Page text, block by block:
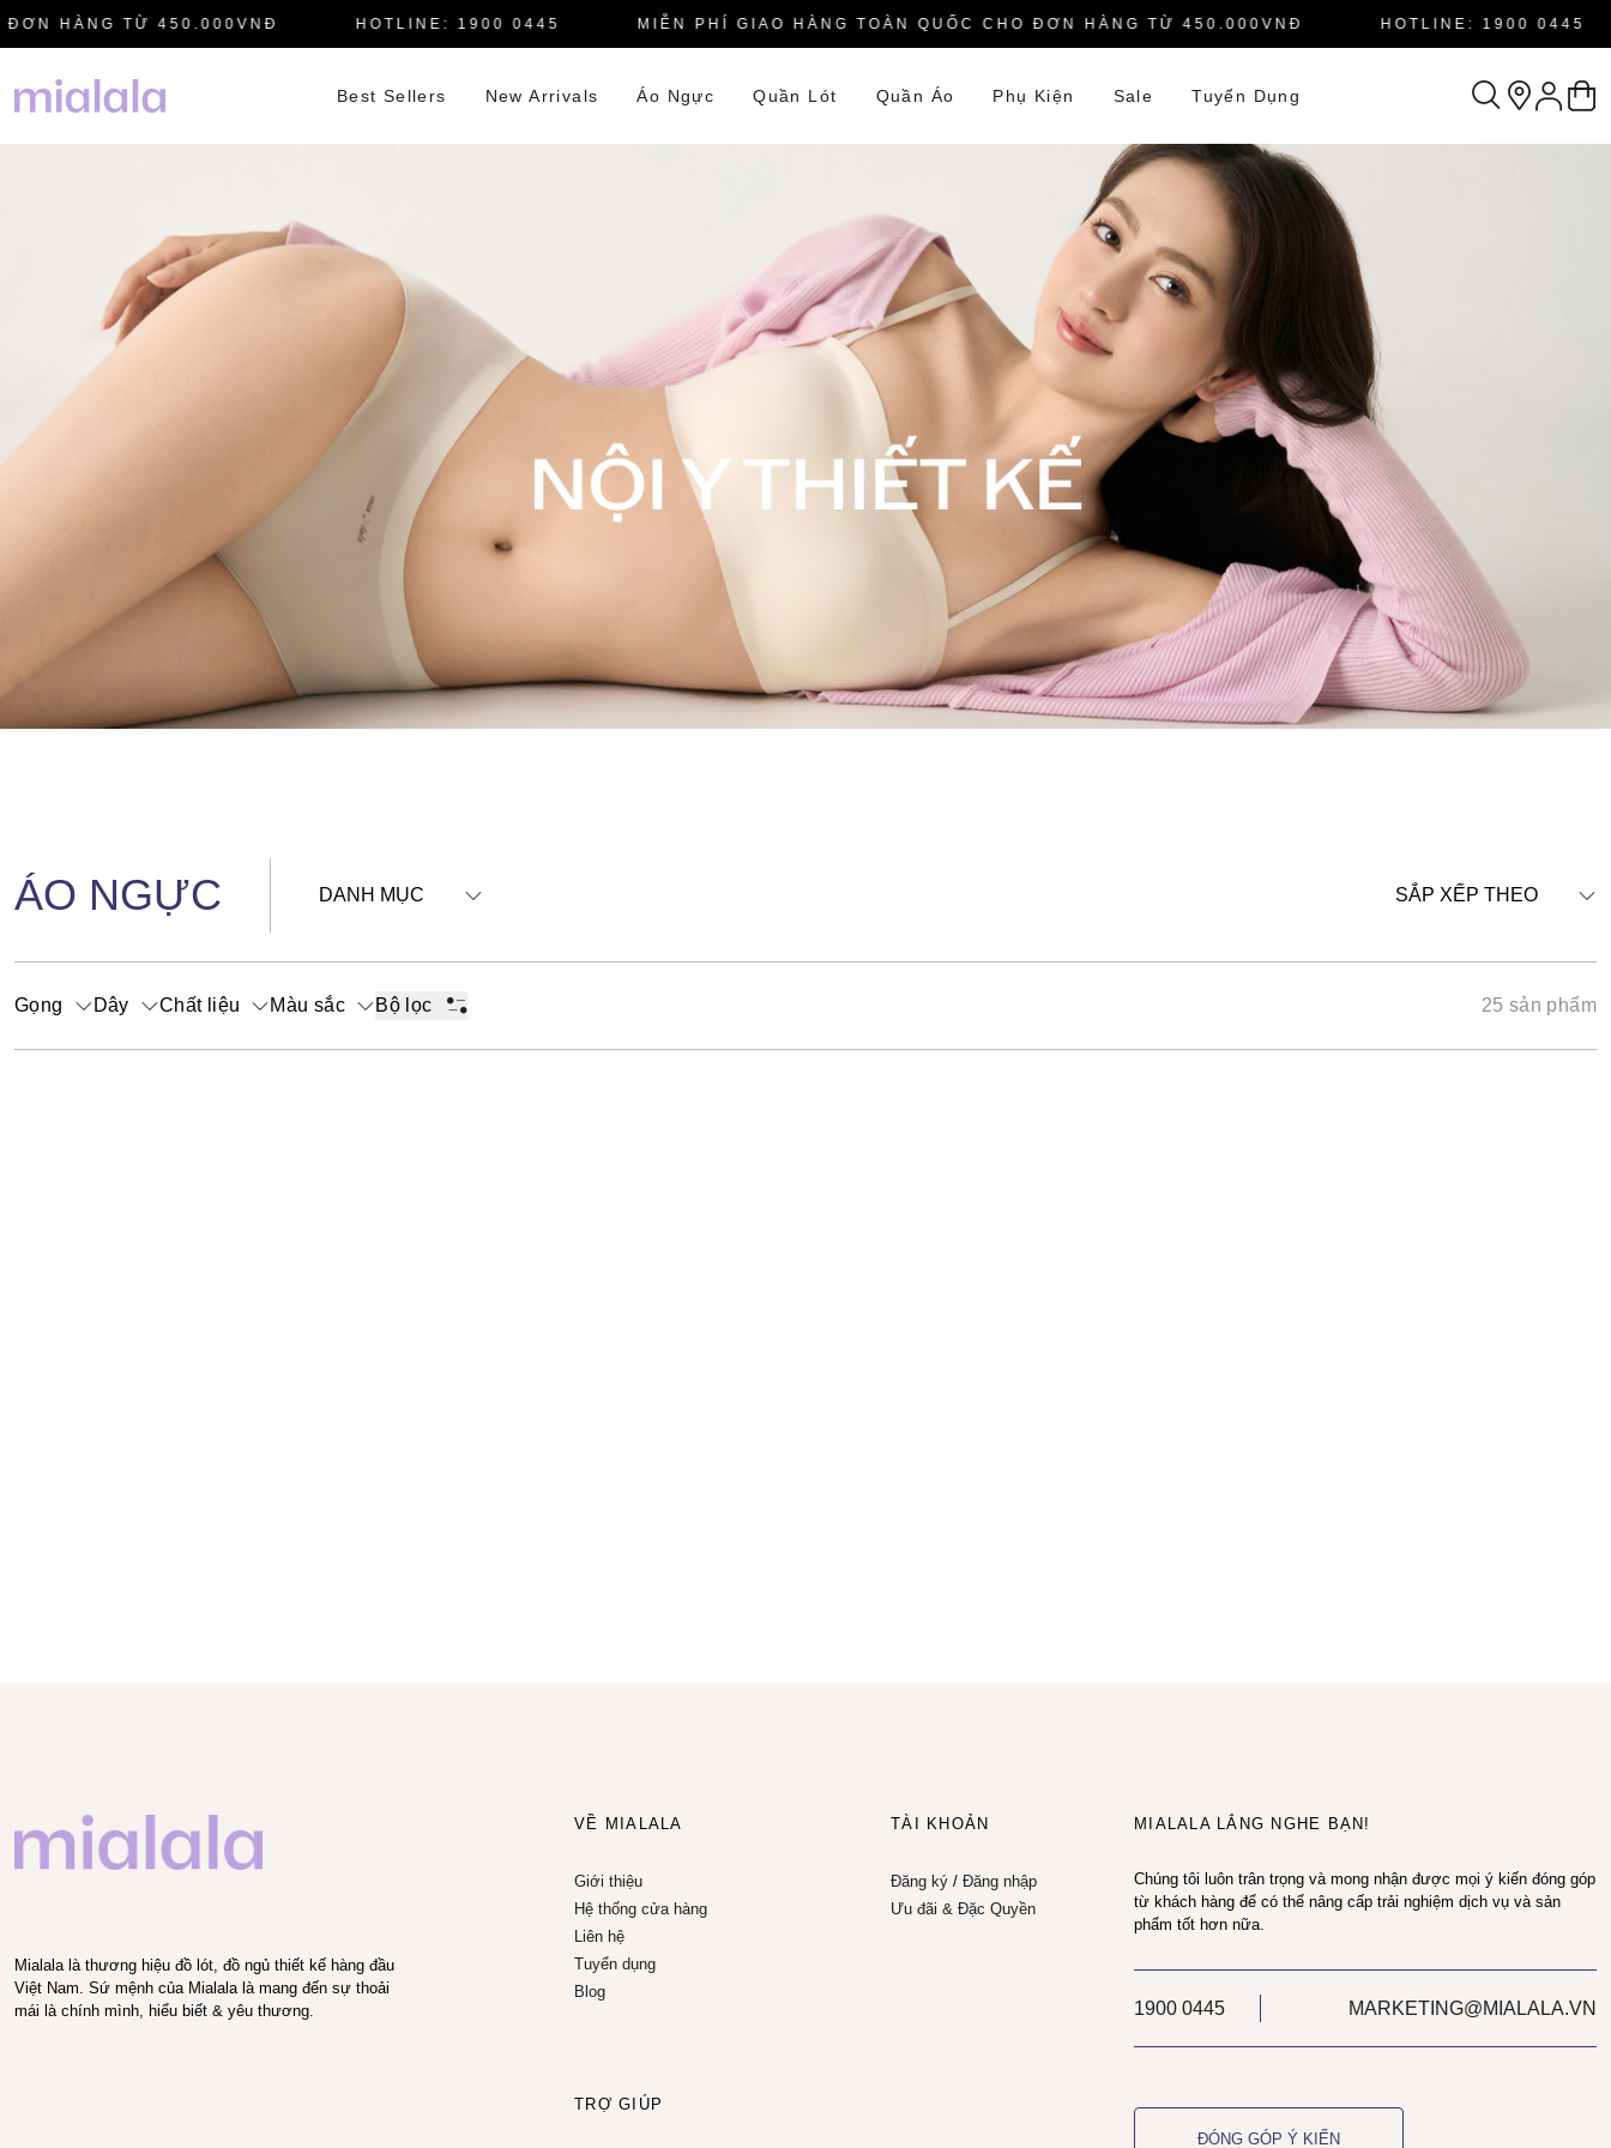
HÀNG TỪ 450.000VNĐ HOTLINE: 1900 0445 MIỄN PHÍ GIAO HÀNG TOÀN QUỐC CHO ĐƠN HÀNG TỪ 450.000VNĐ HOTLINE: 1900 0445
Best Sellers New Arrivals Áo Ngực Quần Lót Quần Áo Phụ Kiện Sale Tuyển Dụng
ÁO NGỰC DANH MỤC SẮP XẾP THEO
Gọng Dây Chất liệu Màu sắc Bộ lọc 25 sản phẩm
Mialala là thương hiệu đồ lót, đồ ngủ thiết kế hàng đầu
Việt Nam. Sứ mệnh của Mialala là mang đến sự thoải
mái là chính mình, hiểu biết & yêu thương.
VỀ MIALALA
Giới thiệu
Hệ thống cửa hàng
Liên hệ
Tuyển dụng
Blog
TÀI KHOẢN
Đăng ký/ Đăng nhập
Ưu đãi & Đặc Quyền
TRỢ GIÚP
MIALALA LẮNG NGHE BẠN!
Chúng tôi luôn trân trọng và mong nhận được mọi ý kiến đóng góp
từ khách hàng để có thể nâng cấp trải nghiệm dịch vụ và sản
phẩm tốt hơn nữa.
1900 0445 MARKETING@MIALALA.VN
ĐÓNG GÓP Ý KIẾN